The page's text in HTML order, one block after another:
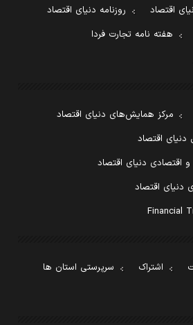
اقتصاد
روزنامه دنیای اقتصاد
هفته نامه تجارت فردا
مرکز همایش‌های دنیای اقتصاد
اقتصاد
دنیای اقتصاد
دنیای اقتصاد
اشتراک
سرپرستی استان ها